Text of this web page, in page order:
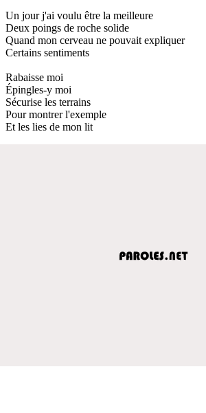
Un jour j'ai voulu être la meilleure
Deux poings de roche solide
Quand mon cerveau ne pouvait expliquer
Certains sentiments
Rabaisse moi
Épingles-y moi
Sécurise les terrains
Pour montrer l'exemple
Et les lies de mon lit